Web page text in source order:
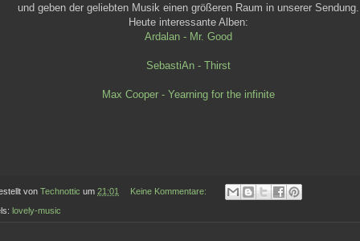
und geben der geliebten Musik einen größeren Raum in unserer Sendung.
Heute interessante Alben:
Ardalan - Mr. Good
SebastiAn - Thirst
Max Cooper - Yearning for the infinite
von Technottic um 21:01 Keine Kommentare:
lovely-music